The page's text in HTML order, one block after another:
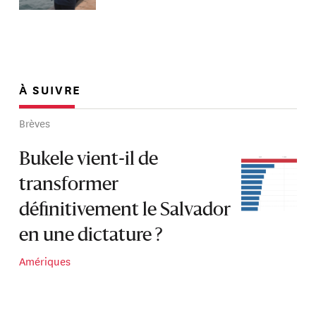
À SUIVRE
Brèves
Bukele vient-il de
transformer
définitivement le Salvador
en une dictature ?
Amériques